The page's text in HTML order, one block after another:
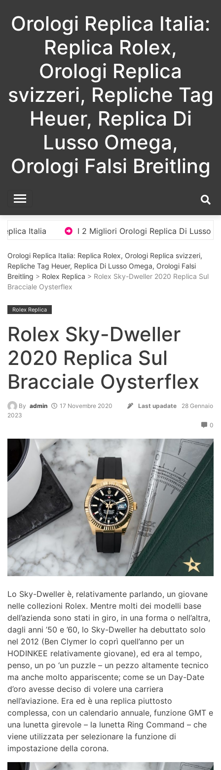
content
Orologi Replica Italia:
Replica Rolex,
Orologi Replica
svizzeri, Repliche Tag
Heuer, Replica Di
Lusso Omega,
Orologi Falsi Breitling
Migliori Orologi Replica Di Lusso Con Bracciale Integrato
Orologi Replica Italia: Replica Rolex, Orologi Replica svizzeri,
Repliche Tag Heuer, Replica Di Lusso Omega, Orologi Falsi
Breitling > Rolex Replica > Rolex Sky-Dweller 2020 Replica Sul
Bracciale Oysterflex
Rolex Replica
Rolex Sky-Dweller
2020 Replica Sul
Bracciale Oysterflex
By admin 17 Novembre 2020 Last upadate
28 Gennaio
2023
0
Lo Sky-Dweller è, relativamente parlando, un giovane
nelle collezioni Rolex. Mentre molti dei modelli base
dell’azienda sono stati in giro, in una forma o nell’altra,
dagli anni ’50 e ’60, lo Sky-Dweller ha debuttato solo
nel 2012 (Ben Clymer lo coprì quell’anno per un
HODINKEE relativamente giovane), ed era al tempo,
penso, un po ‘un puzzle – un pezzo altamente tecnico
ma anche molto appariscente; come se un Day-Date
d’oro avesse deciso di volere una carriera
nell’aviazione. Era ed è una replica piuttosto
complessa, con un calendario annuale, funzione GMT e
una lunetta girevole – la lunetta Ring Command – che
viene utilizzata per selezionare la funzione di
impostazione della corona.